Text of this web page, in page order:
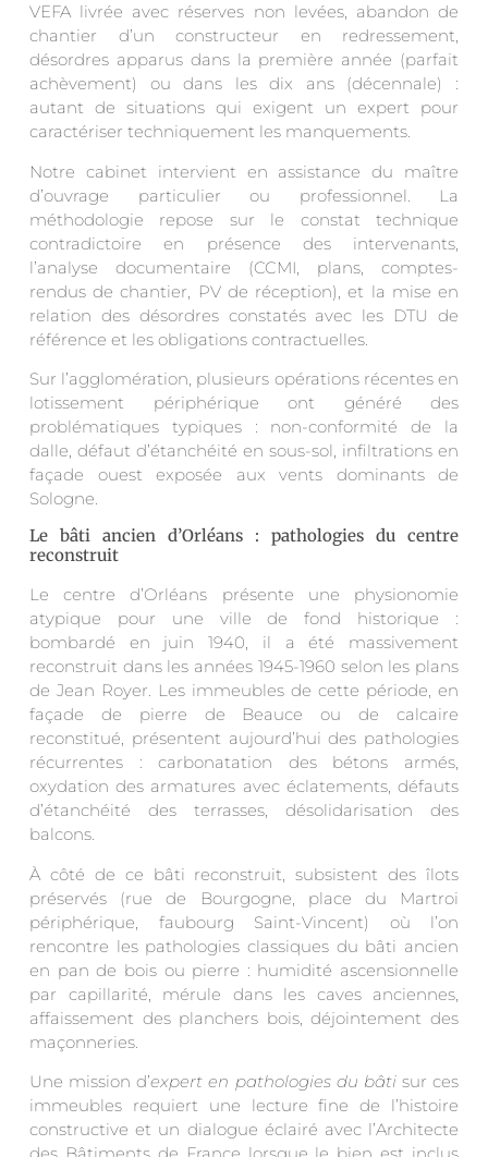
VEFA livrée avec réserves non levées, abandon de
chantier d’un constructeur en redressement,
désordres apparus dans la première année (parfait
achèvement) ou dans les dix ans (décennale) :
autant de situations qui exigent un expert pour
caractériser techniquement les manquements.
Notre cabinet intervient en assistance du maître
d’ouvrage particulier ou professionnel. La
méthodologie repose sur le constat technique
contradictoire en présence des intervenants,
l’analyse documentaire (CCMI, plans, comptes-
rendus de chantier, PV de réception), et la mise en
relation des désordres constatés avec les DTU de
référence et les obligations contractuelles.
Sur l’agglomération, plusieurs opérations récentes en
lotissement périphérique ont généré des
problématiques typiques : non-conformité de la
dalle, défaut d’étanchéité en sous-sol, infiltrations en
façade ouest exposée aux vents dominants de
Sologne.
Le bâti ancien d’Orléans : pathologies du centre
reconstruit
Le centre d’Orléans présente une physionomie
atypique pour une ville de fond historique :
bombardé en juin 1940, il a été massivement
reconstruit dans les années 1945-1960 selon les plans
de Jean Royer. Les immeubles de cette période, en
façade de pierre de Beauce ou de calcaire
reconstitué, présentent aujourd’hui des pathologies
récurrentes : carbonatation des bétons armés,
oxydation des armatures avec éclatements, défauts
d’étanchéité des terrasses, désolidarisation des
balcons.
À côté de ce bâti reconstruit, subsistent des îlots
préservés (rue de Bourgogne, place du Martroi
périphérique, faubourg Saint-Vincent) où l’on
rencontre les pathologies classiques du bâti ancien
en pan de bois ou pierre : humidité ascensionnelle
par capillarité, mérule dans les caves anciennes,
affaissement des planchers bois, déjointement des
maçonneries.
Une mission d’expert en pathologies du bâtisur ces
immeubles requiert une lecture fine de l’histoire
constructive et un dialogue éclairé avec l’Architecte